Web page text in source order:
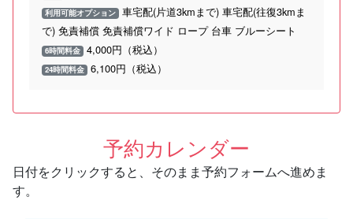
利用可能オプション 車宅配(片道3kmまで) 車宅配(往復3kmま
で) 免責補償 免責補償ワイド ロープ 台車 ブルーシート
6時間料金 4,000円（税込）
24時間料金 6,100円（税込）
予約カレンダー
日付をクリックすると、そのまま予約フォームへ進めま
す。